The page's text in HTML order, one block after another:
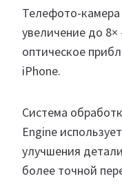
Телефото-
увеличение до
оптическое
iPhone.
Система
Engine
улучшения
более точной